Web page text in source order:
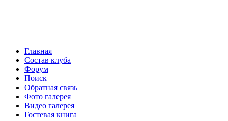
Главная
Состав клуба
Форум
Поиск
Обратная связь
Фото галерея
Видео галерея
Гостевая книга